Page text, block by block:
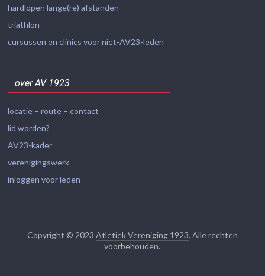
hardlopen lange(re) afstanden
triathlon
cursussen en clinics voor niet-AV23-leden
over AV 1923
locatie – route – contact
lid worden?
AV23-kader
verenigingswerk
inloggen voor leden
Copyright © 2023 Atletiek Vereniging 1923. Alle rechten
voorbehouden.